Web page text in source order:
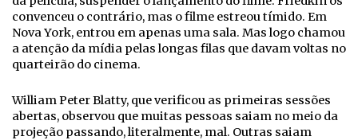
convenceu o contrário, mas o filme estreou tímido. Em
Nova York, entrou em apenas uma sala. Mas logo chamou
a atenção da mídia pelas longas filas que davam voltas no
quarteirão do cinema.
William Peter Blatty, que verificou as primeiras sessões
abertas, observou que muitas pessoas saiam no meio da
projeção passando, literalmente, mal. Outras saiam